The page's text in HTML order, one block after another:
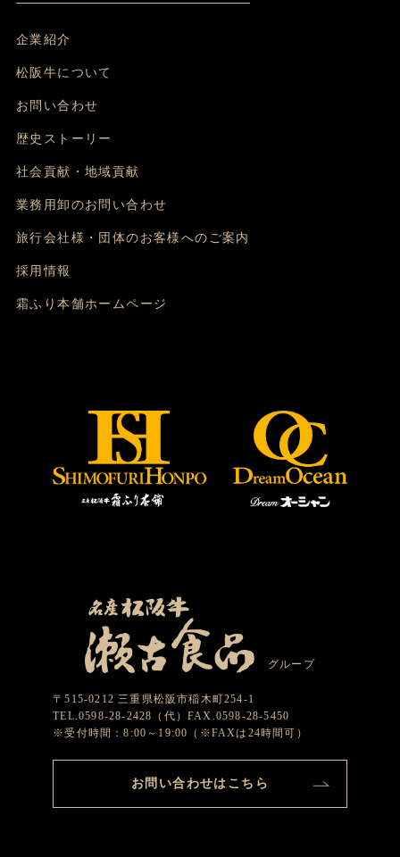
企業紹介
松阪牛について
お問い合わせ
歴史ストーリー
社会貢献・地域貢献
業務用卸のお問い合わせ
旅行会社様・団体のお客様へのご案内
採用情報
霜ふり本舗ホームページ
グループ
〒515-0212 三重県松阪市稲木町254-1
TEL.0598-28-2428（代）FAX.0598-28-5450
※受付時間：8:00～19:00（※FAXは24時間可）
お問い合わせはこちら